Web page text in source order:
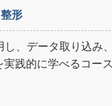
形
、データ取り込み
践的に学べるコース